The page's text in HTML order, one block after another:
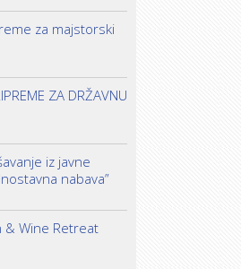
za majstorski
ZA DRŽAVNU
iz javne
nabava”
& Wine Retreat